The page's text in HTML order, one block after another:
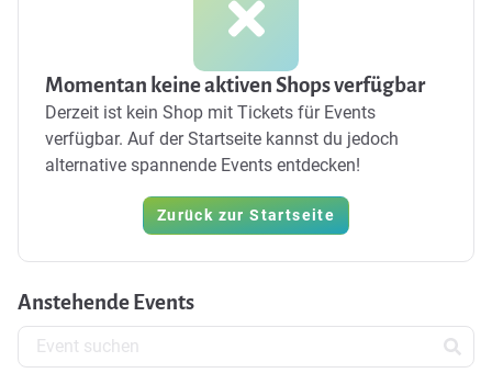
Momentan keine aktiven Shops verfügbar
Derzeit ist kein Shop mit Tickets für Events
verfügbar. Auf der Startseite kannst du jedoch
alternative spannende Events entdecken!
Zurück zur Startseite
Anstehende Events